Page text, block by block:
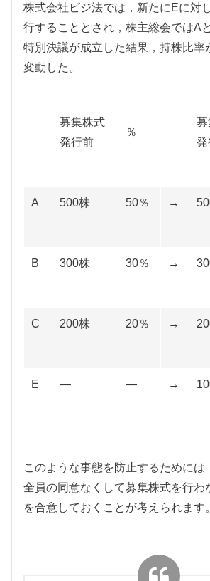
株式会社ビジ法では，新たにEに対
行することとされ，株主総会ではA
特別決議が成立した結果，持株比率
変動した。
募集株式
発行前
％
募
発
A 500株 50％ →
B 300株 30％ →
C 200株 20％ →
E ― ― →
このような事態を防止するためには
全員の同意なくして募集株式を行わ
を合意しておくことが考えられます。